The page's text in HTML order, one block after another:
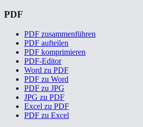
PDF
PDF zusammenführen
PDF aufteilen
PDF komprimieren
PDF-Editor
Word zu PDF
PDF zu Word
PDF zu JPG
JPG zu PDF
Excel zu PDF
PDF zu Excel